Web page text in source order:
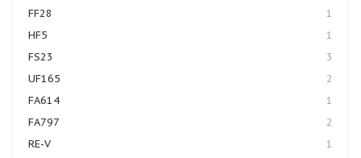
FF28
1
HF5
1
FS23
3
UF165
2
FA614
1
FA797
2
RE-V
1